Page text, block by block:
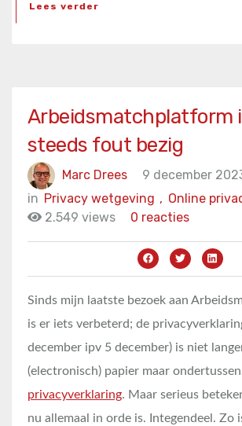
Lees verder
Arbeidsmatchplatform
steeds fout bezig
Marc Drees
9 december
in
Online
Privacy wetgeving ,
2.549 views
0 reacties
Sinds mijn laatste bezoek aan
is er iets verbeterd; de
december ipv 5 december) is niet
(electronisch) papier maar ondertussen
privacyverklaring. Maar serieus
nu allemaal in orde is. Integendeel. Zo